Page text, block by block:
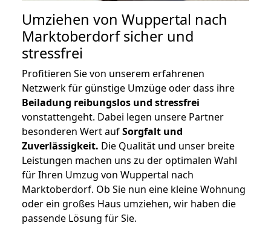
Umziehen von Wuppertal nach
Marktoberdorfsicher und
stressfrei
Profitieren Sie von unserem erfahrenen
Netzwerk für günstige Umzüge oder dass ihre
Beiladung reibungslos und stressfrei
vonstattengeht. Dabei legen unsere Partner
besonderen Wert aufSorgfalt und
Zuverlässigkeit. Die Qualität und unser breite
Leistungen machen uns zu der optimalen Wahl
für Ihren Umzug von Wuppertal nach
Marktoberdorf. Ob Sie nun eine kleine Wohnung
oder ein großes Haus umziehen, wir haben die
passende Lösung für Sie.